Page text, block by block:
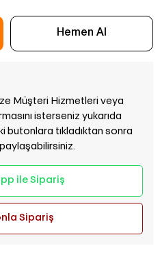
Müşteri Hizmetleri veya
isterseniz yukarıda
butonlara tıkladıktan sonra
ile Sipariş
Sipariş